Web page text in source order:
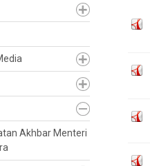
Akhbar Menteri